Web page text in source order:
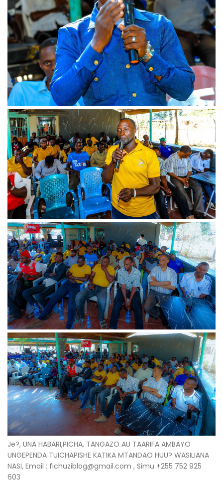
Je?, UNA HABARI,PICHA, TANGAZO AU TAARIFA AMBAYO
UNGEPENDA TUICHAPISHE KATIKA MTANDAO HUU? WASILIANA
NASI, Email : fichuziblog@gmail.com , Simu +255 752 925
603